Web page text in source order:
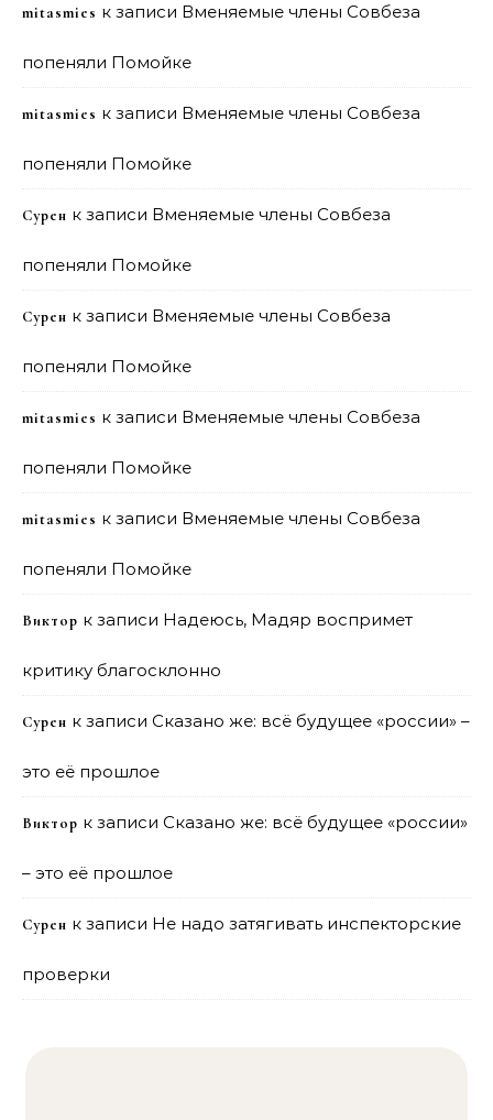
mitasmies к записи Вменяемые члены Совбеза
попеняли Помойке
mitasmies к записи Вменяемые члены Совбеза
попеняли Помойке
Сурен к записи Вменяемые члены Совбеза
попеняли Помойке
Сурен к записи Вменяемые члены Совбеза
попеняли Помойке
mitasmies к записи Вменяемые члены Совбеза
попеняли Помойке
mitasmies к записи Вменяемые члены Совбеза
попеняли Помойке
Виктор к записи Надеюсь, Мадяр воспримет
критику благосклонно
Сурен к записи Сказано же: всё будущее «россии» –
это её прошлое
Виктор к записи Сказано же: всё будущее «россии»
– это её прошлое
Сурен к записи Не надо затягивать инспекторские
проверки